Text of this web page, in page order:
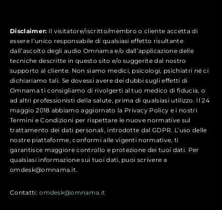
Disclaimer: Il visitatore/iscritto/membro o cliente accetta di
essere l’unico responsabile di qualsiasi effetto risultante
dall’ascolto degli audio Omnama e/o dall’applicazione delle
tecniche descritte in questo sito e/o suggerite dal nostro
supporto al cliente. Non siamo medici, psicologi, psichiatri né ci
dichiariamo tali. Se dovessi avere dei dubbi sugli effetti di
Omnama ti consigliamo di rivolgerti al tuo medico di fiducia, o
ad altri professionisti della salute, prima di qualsiasi utilizzo. Il 24
maggio 2018 abbiamo aggiornato la Privacy Policy e i nostri
Termini e Condizioni per rispettare le nuove normative sul
trattamento dei dati personali, introdotte dal GDPR. L’uso delle
nostre piattaforme, conformi alle vigenti normative, ti
garantisce maggiore controllo e protezione dei tuoi dati. Per
qualsiasi informazione sui tuoi dati, puoi scrivere a
omdesk@omnama.it.
Contatti:omdesk@omnama.it